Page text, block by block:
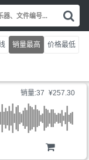
索
情
绪
乐
销量最高 价格最低
销量:37 ¥257.30